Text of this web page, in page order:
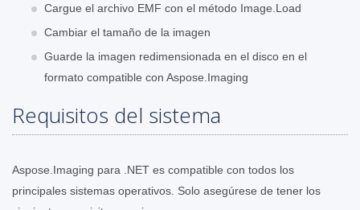
Cargue el archivo EMF con el método Image.Load
Cambiar el tamaño de la imagen
Guarde la imagen redimensionada en el disco en el
formato compatible con Aspose.Imaging
Requisitos del sistema
Aspose.Imaging para .NET es compatible con todos los
principales sistemas operativos. Solo asegúrese de tener los